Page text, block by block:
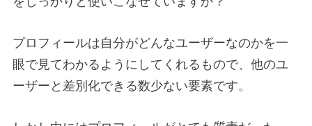
プロフィールは自分がどんなユーザーなのかを一
眼で見てわかるようにしてくれるもので、他のユ
ーザーと差別化できる数少ない要素です。